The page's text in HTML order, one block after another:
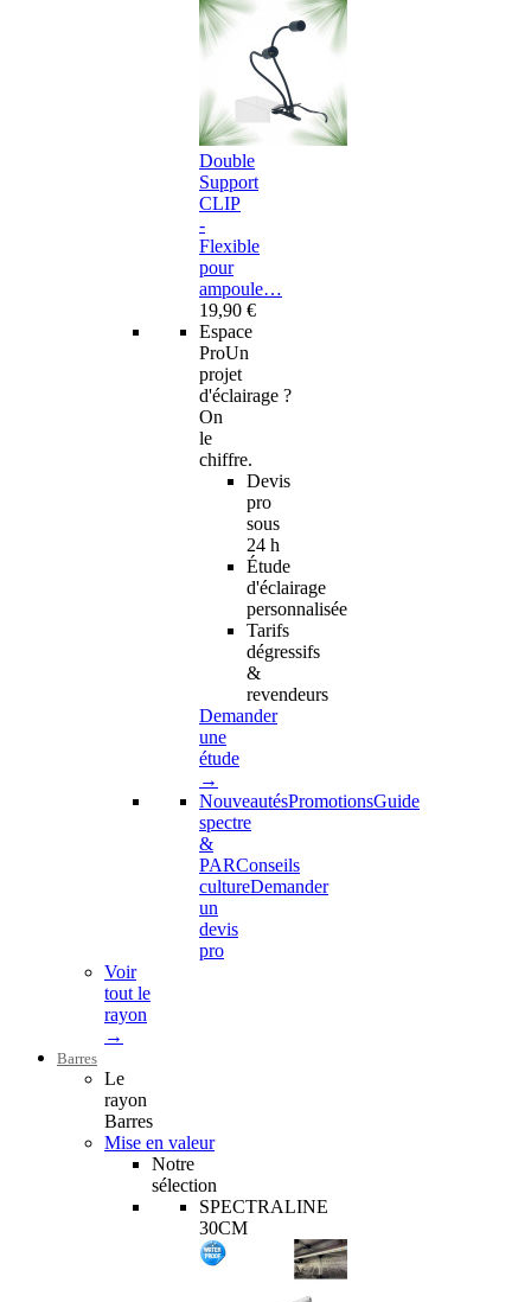
Double
Support
CLIP
-
Flexible
pour
ampoule…
19,90 €
Espace
ProUn
projet
d'éclairage ?
On
le
chiffre.
Devis
pro
sous
24 h
Étude
d'éclairage
personnalisée
Tarifs
dégressifs
&
revendeurs
Demander
une
étude
→
NouveautésPromotionsGuide
spectre
&
PARConseils
cultureDemander
un
devis
pro
Voir
tout le
rayon
→
Barres
Le
rayon
Barres
Mise en valeur
Notre
sélection
SPECTRALINE
30CM